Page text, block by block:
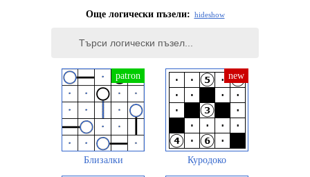
Още логически пъзели: hideshow
Близалки Куродоко